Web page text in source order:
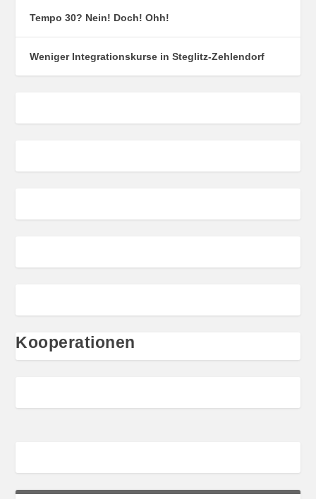
Tempo 30? Nein! Doch! Ohh!
Weniger Integrationskurse in Steglitz-Zehlendorf
Kooperationen